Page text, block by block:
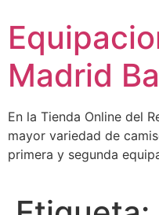
contenido
Madrid
En la Tienda Online del
mayor variedad de
primera y segunda